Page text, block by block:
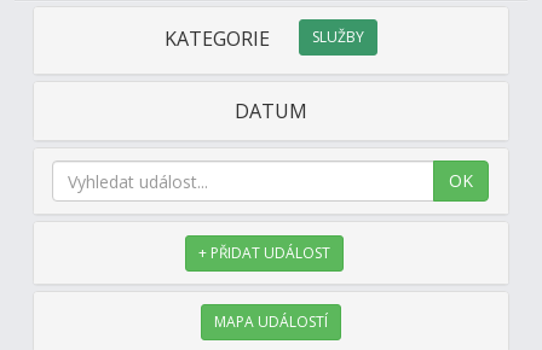
kontakt
KATEGORIE SLUŽBY
DATUM
OK
+ PŘIDAT UDÁLOST
MAPA UDÁLOSTÍ